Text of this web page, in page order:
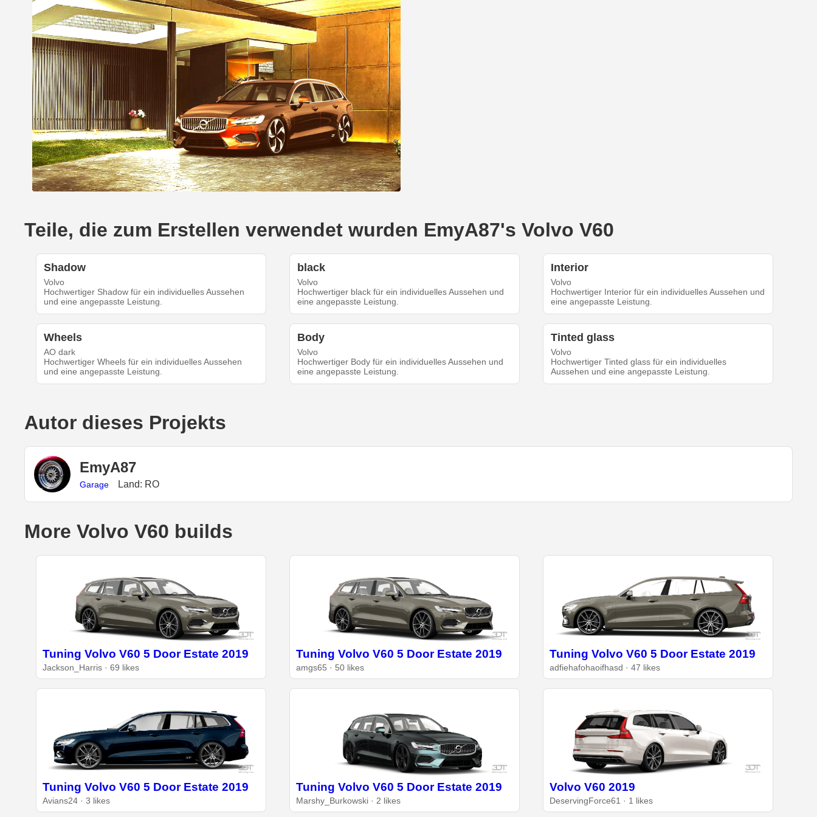
Teile, die zum Erstellen verwendet wurden EmyA87's Volvo V60
Shadow
Volvo
Hochwertiger Shadow für ein individuelles Aussehen
und eine angepasste Leistung.
black
Volvo
Hochwertiger black für ein individuelles Aussehen und
eine angepasste Leistung.
Interior
Volvo
Hochwertiger Interior für ein individuelles Aussehen und
eine angepasste Leistung.
Wheels
AO dark
Hochwertiger Wheels für ein individuelles Aussehen
und eine angepasste Leistung.
Body
Volvo
Hochwertiger Body für ein individuelles Aussehen und
eine angepasste Leistung.
Tinted glass
Volvo
Hochwertiger Tinted glass für ein individuelles
Aussehen und eine angepasste Leistung.
Autor dieses Projekts
EmyA87
Garage Land: RO
More Volvo V60 builds
Tuning Volvo V60 5 Door Estate 2019
Jackson_Harris · 69 likes
Tuning Volvo V60 5 Door Estate 2019
amgs65 · 50 likes
Tuning Volvo V60 5 Door Estate 2019
adfiehafohaoifhasd · 47 likes
Tuning Volvo V60 5 Door Estate 2019
Avians24 · 3 likes
Tuning Volvo V60 5 Door Estate 2019
Marshy_Burkowski · 2 likes
Volvo V60 2019
DeservingForce61 · 1 likes